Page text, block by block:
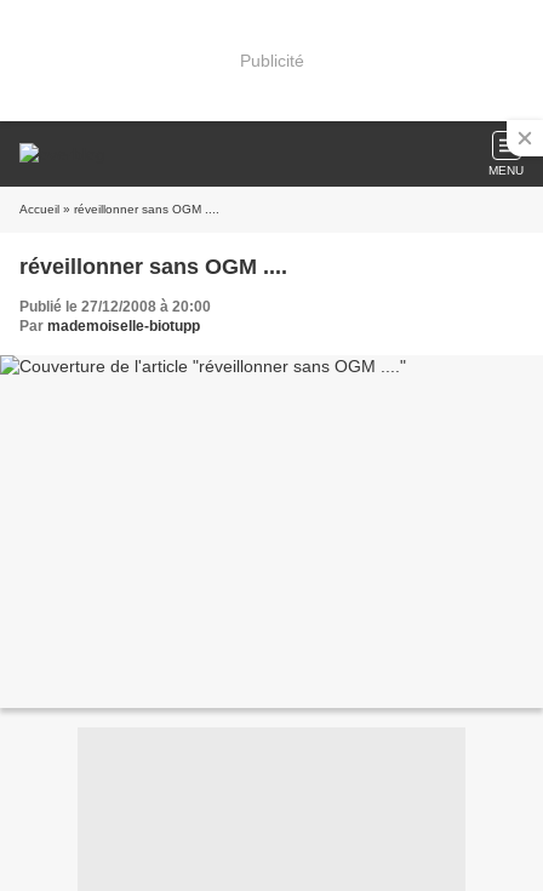
Publicité
MENU
Accueil » réveillonner sans OGM ....
réveillonner sans OGM ....
Publié le 27/12/2008 à 20:00
Par mademoiselle-biotupp